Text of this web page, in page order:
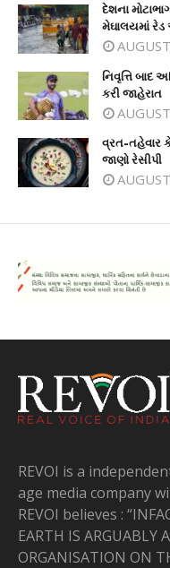
દેશના
મેઘાલયમાં રેડ
નિવૃત્તિ
કરી જાહેરાત
વ્રત-તહેવાર
જાણો રેસીપી
REVOI is a
age media company
REVOI believes :
EARTH IS ARGUABLY
ORGANISATION ON